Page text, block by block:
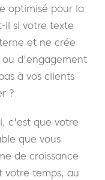
optimisé pour la
il si votre texte
et ne crée
d'engagement
à vos clients
?
c'est que votre
que vous
de croissance
votre temps, au